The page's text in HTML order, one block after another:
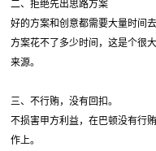
好的方案和创意都需要大量时间
方案花不了多少时间，这是个很
来源。
三、不行贿，没有回扣。
不损害甲方利益，在巴顿没有行
作上。